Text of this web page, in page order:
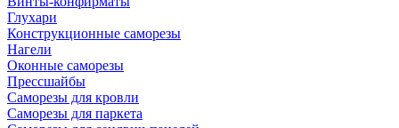
Глухари
Конструкционные саморезы
Нагели
Оконные саморезы
Прессшайбы
Саморезы для кровли
Саморезы для паркета